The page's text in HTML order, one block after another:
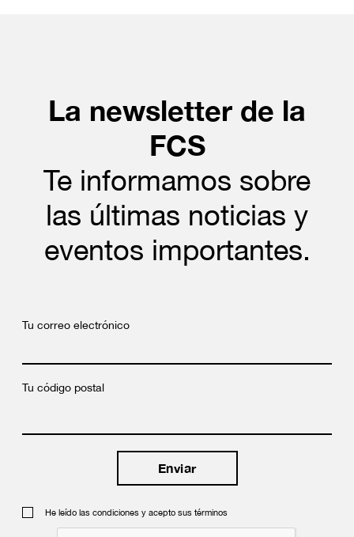
La newsletter de la
FCS
Te informamos sobre
las últimas noticias y
eventos importantes.
Tu correo electrónico
Tu código postal
He leído las condiciones y acepto sus términos